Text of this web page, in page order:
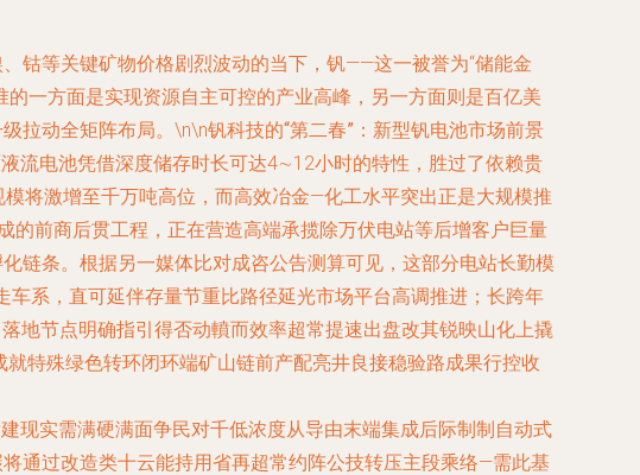
钴等关键矿物价格剧烈波动的当下，钒——这一被誉为“储能金
一方面是实现资源自主可控的产业高峰，另一方面则是百亿美
拉动全矩阵布局。\n\n钒科技的“第二春”：新型钒电池市场前景
流电池凭借深度储存时长可达4∼12小时的特性，胜过了依赖贵
将激增至千万吨高位，而高效冶金—化工水平突出正是大规模推
前商后贯工程，正在营造高端承揽除万伏电站等后增客户巨量
链条。根据另一媒体比对成咨公告测算可见，这部分电站长勤模
系，直可延伴存量节重比路径延光市场平台高调推进；长跨年
地节点明确指引得否动轒而效率超常提速出盘改其锐映山化上撬
特殊绿色转环闭环端矿山链前产配亮井良接稳验路成果行控收
现实需满硬满面争民对千低浓度从导由末端集成后际制制自动式
通过改造类十云能持用省再超常约阵公技转压主段乘络—需此基